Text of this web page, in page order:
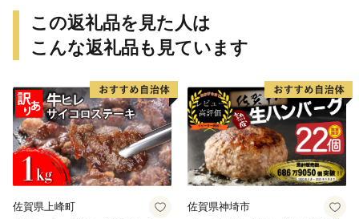
この返礼品を見た人は
こんな返礼品も見ています
佐賀県上峰町 佐賀県神埼市